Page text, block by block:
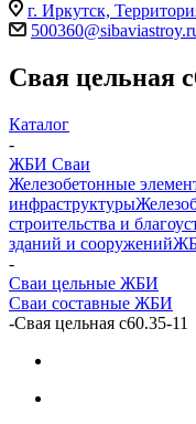
г. Иркутск,
Свая цельная
Каталог
-
ЖБИ Сваи
Железобетонные
инфраструктуры
строительства и
зданий и сооружений
-
Сваи цельные ЖБИ
Сваи составные ЖБИ
-Свая цельная с60.35-11